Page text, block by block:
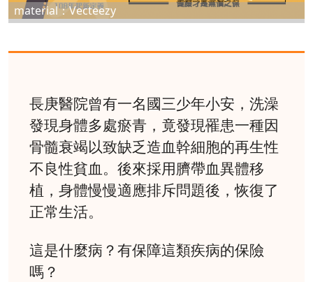
material：Vecteezy
長庚醫院曾有一名國三少年小安，洗澡
發現身體多處瘀青，竟發現罹患一種因
骨髓衰竭以致缺乏造血幹細胞的再生性
不良性貧血。後來採用臍帶血異體移
植，身體慢慢適應排斥問題後，恢復了
正常生活。
這是什麼病？有保障這類疾病的保險
嗎？